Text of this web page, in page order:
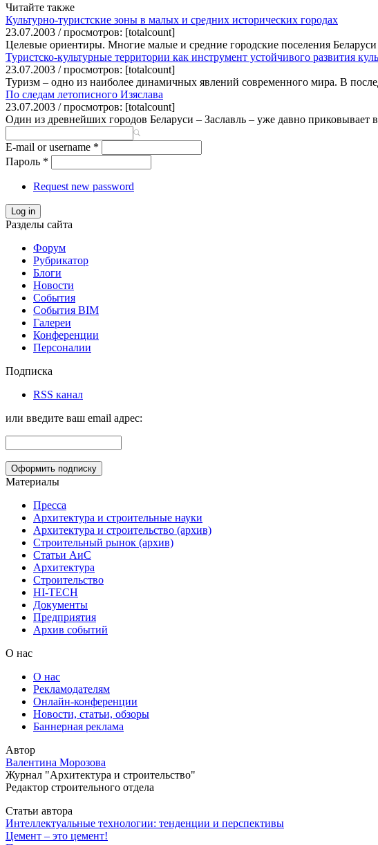
Читайте также
Культурно-туристские зоны в малых и средних исторических городах
23.07.2003 / просмотров: [totalcount]
Целевые ориентиры. Многие малые и средние городские поселения
Туристско-культурные территории как инструмент устойчивого развития
23.07.2003 / просмотров: [totalcount]
Туризм – одно из наиболее динамичных явлений современного мира. В
По следам летописного Изяслава
23.07.2003 / просмотров: [totalcount]
Один из древнейших городов Беларуси – Заславль – уже давно приковывает
E-mail or username *
Пароль *
Request new password
Log in
Разделы сайта
Форум
Рубрикатор
Блоги
Новости
События
События BIM
Галереи
Конференции
Персоналии
Подписка
RSS канал
или введите ваш email адрес:
Материалы
Пресса
Архитектура и строительные науки
Архитектура и строительство (архив)
Строительный рынок (архив)
Статьи АиС
Архитектура
Строительство
HI-TECH
Документы
Предприятия
Архив событий
О нас
О нас
Рекламодателям
Онлайн-конференции
Новости, статьи, обзоры
Баннерная реклама
Автор
Валентина Морозова
Журнал "Архитектура и строительство"
Редактор строительного отдела
Статьи автора
Интеллектуальные технологии: тенденции и перспективы
Цемент – это цемент!